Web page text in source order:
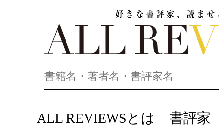
ALL REVIEWSとは
書評家